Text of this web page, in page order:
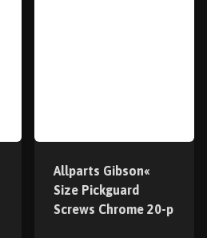
Allparts Gibson«
Size Pickguard
Screws Chrome 20-p